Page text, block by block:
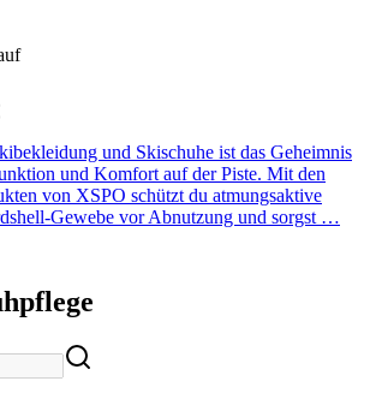
und Skischuhe ist das Geheimnis
und Komfort auf der Piste. Mit den
von XSPO schützt du atmungsaktive
Gewebe vor Abnutzung und sorgst …